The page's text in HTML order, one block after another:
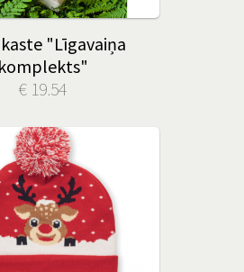
"Līgavaiņa
komplekts"
€ 19.54